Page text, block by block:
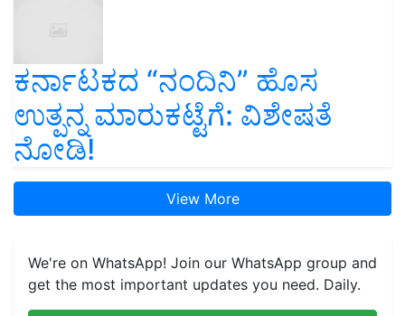
ಕರ್ನಾಟಕದ “ನಂದಿನಿ” ಹೊಸ
ಉತ್ಪನ್ನ ಮಾರುಕಟ್ಟೆಗೆ: ವಿಶೇಷತೆ
ನೋಡಿ!
View More
We're on WhatsApp! Join our WhatsApp group and
get the most important updates you need. Daily.